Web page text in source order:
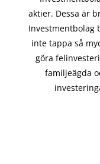
aktier. Dessa är
Investmentbolag
inte tappa så
göra
familjeägda